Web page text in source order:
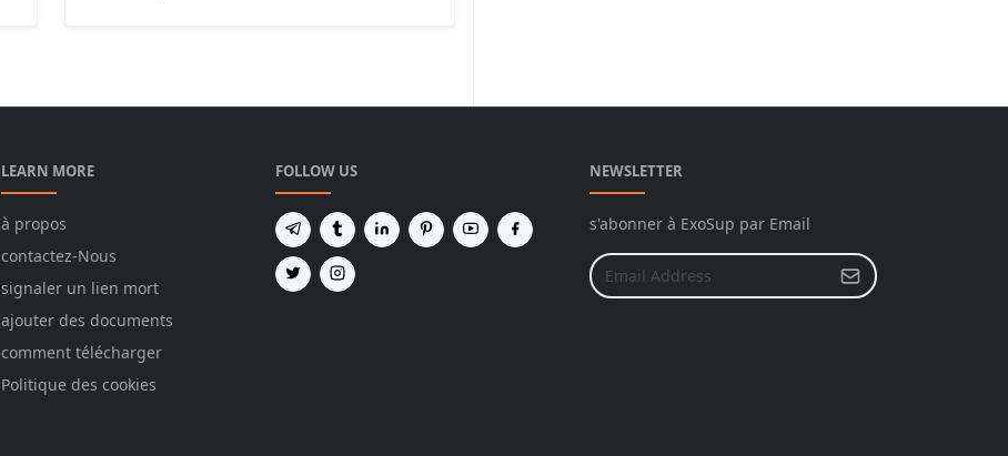
LEARN MORE
à propos
contactez-Nous
signaler un lien mort
ajouter des documents
comment télécharger
Politique des cookies
FOLLOW US NEWSLETTER
s'abonner à ExoSup par Email